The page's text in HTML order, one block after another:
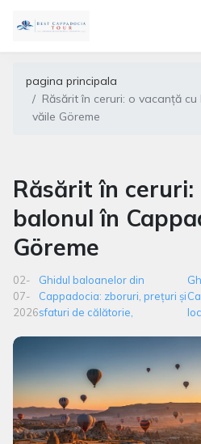
pagina principala
Răsărit în ceruri: o vacanță
văile Göreme
Răsărit în ceruri:
balonul în
Göreme
02-
07-
2026
Ghidul baloanelor din
Cappadocia: zboruri, prețuri și
sfaturi de călătorie,